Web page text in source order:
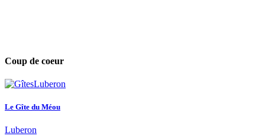
Coup de coeur
Le Gîte du Méou
Luberon